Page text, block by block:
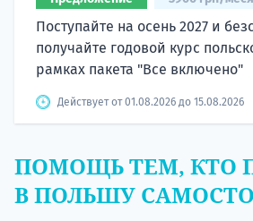
Поступайте на осень 2027 и
получайте годовой курс
рамках пакета "Все включено"
Действует от 01.08.2026 до 15.08.2026
ПОМОЩЬ ТЕМ, КТО
В ПОЛЬШУ